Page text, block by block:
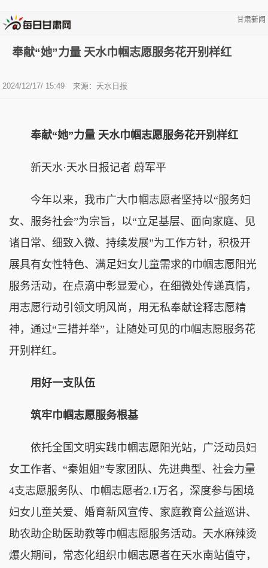
甘肃新闻
奉献“她”力量 天水巾帼志愿服务花开别样红
2024/12/17/ 15:49 来源：天水日报
奉献“她”力量 天水巾帼志愿服务花开别样红
新天水·天水日报记者 蔚军平
今年以来，我市广大巾帼志愿者坚持以“服务妇
女、服务社会”为宗旨，以“立足基层、面向家庭、见
诸日常、细致入微、持续发展”为工作方针，积极开
展具有女性特色、满足妇女儿童需求的巾帼志愿阳光
服务活动，在点滴中彰显爱心，在细微处传递真情，
用志愿行动引领文明风尚，用无私奉献诠释志愿精
神，通过“三措并举”，让随处可见的巾帼志愿服务花
开别样红。
用好一支队伍
筑牢巾帼志愿服务根基
依托全国文明实践巾帼志愿阳光站，广泛动员妇
女工作者、“秦姐姐”专家团队、先进典型、社会力量
4支志愿服务队、巾帼志愿者2.1万名，深度参与困境
妇女儿童关爱、婚育新风宣传、家庭教育公益巡讲、
助农助企助医助教等巾帼志愿服务活动。天水麻辣烫
爆火期间，常态化组织巾帼志愿者在天水南站值守，